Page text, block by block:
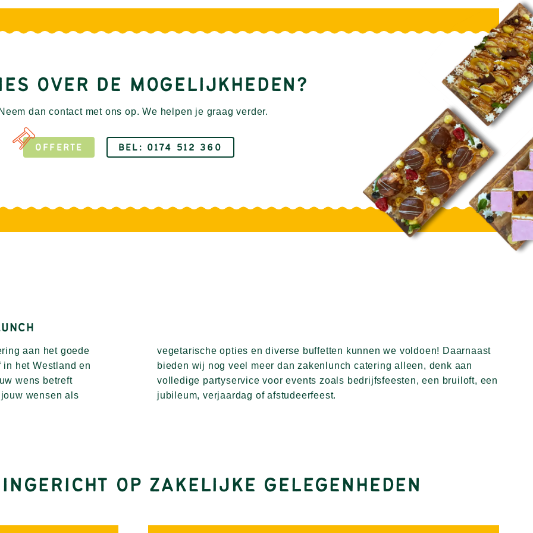
OVER DE MOGELIJKHEDEN?
dan contact met ons op. We helpen je graag verder.
OFFERTE BEL: 0174 512 360
aan het goede
het Westland en
wens betreft
wensen als
Daarnaast
alleen, denk aan
een bruiloft, een
jubileum, verjaardag of afstudeerfeest.
OP ZAKELIJKE GELEGENHEDEN